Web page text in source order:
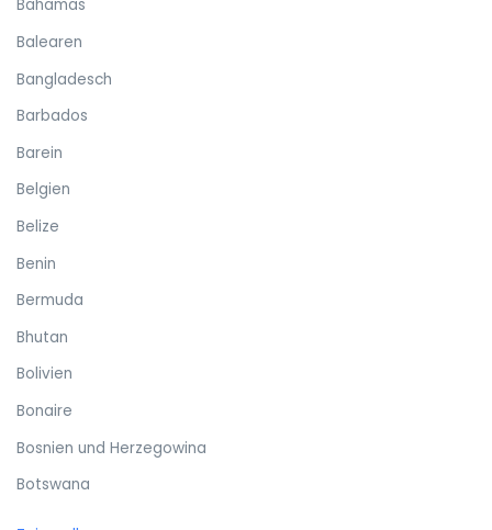
Bahamas
Balearen
Bangladesch
Barbados
Barein
Belgien
Belize
Benin
Bermuda
Bhutan
Bolivien
Bonaire
Bosnien und Herzegowina
Botswana